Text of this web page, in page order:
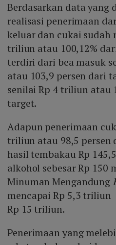
Berdasarkan data yang
realisasi penerimaan
keluar dan cukai sudah
triliun atau 100,12%
terdiri dari bea masuk
atau 103,9 persen dari
senilai Rp 4 triliun atau
target.
Adapun penerimaan
triliun atau 98,5 persen
hasil tembakau Rp
alkohol sebesar Rp
Minuman Mengandung
mencapai Rp 5,3
Rp 15 triliun.
Penerimaan yang